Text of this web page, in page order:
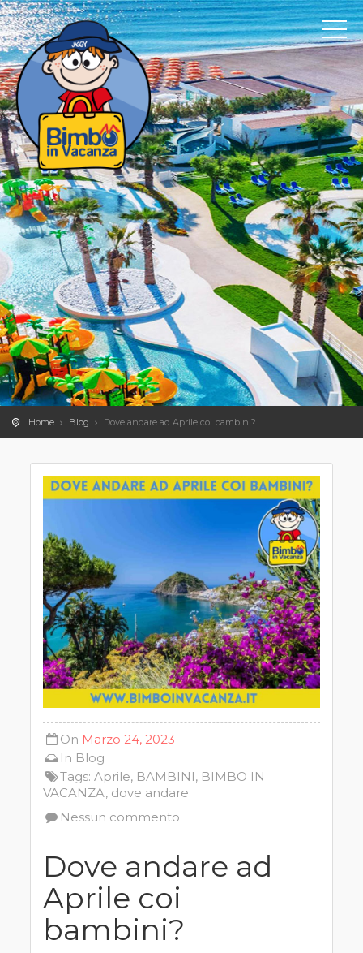
Home Blog Dove andare ad Aprile coi bambini?
On Marzo 24, 2023
In Blog
Tags:Aprile, BAMBINI, BIMBO IN
VACANZA, dove andare
Nessun commento
Dove andare ad
Aprile coi
bambini?